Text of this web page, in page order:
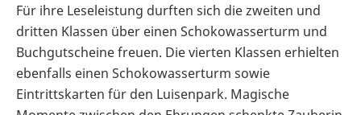
Für ihre Leseleistung durften sich die zweiten und
dritten Klassen über einen Schokowasserturm und
Buchgutscheine freuen. Die vierten Klassen erhielten
ebenfalls einen Schokowasserturm sowie
Eintrittskarten für den Luisenpark. Magische